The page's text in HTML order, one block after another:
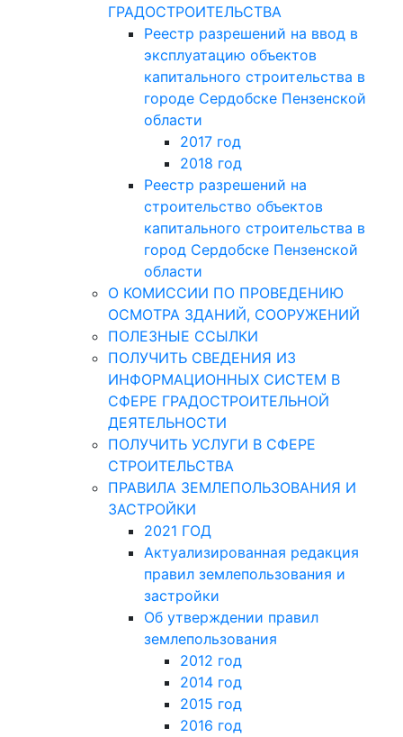
ГРАДОСТРОИТЕЛЬСТВА
Реестр разрешений на ввод в
эксплуатацию объектов
капитального строительства в
городе Сердобске Пензенской
области
2017 год
2018 год
Реестр разрешений на
строительство объектов
капитального строительства в
город Сердобске Пензенской
области
О КОМИССИИ ПО ПРОВЕДЕНИЮ
ОСМОТРА ЗДАНИЙ, СООРУЖЕНИЙ
ПОЛЕЗНЫЕ ССЫЛКИ
ПОЛУЧИТЬ СВЕДЕНИЯ ИЗ
ИНФОРМАЦИОННЫХ СИСТЕМ В
СФЕРЕ ГРАДОСТРОИТЕЛЬНОЙ
ДЕЯТЕЛЬНОСТИ
ПОЛУЧИТЬ УСЛУГИ В СФЕРЕ
СТРОИТЕЛЬСТВА
ПРАВИЛА ЗЕМЛЕПОЛЬЗОВАНИЯ И
ЗАСТРОЙКИ
2021 ГОД
Актуализированная редакция
правил землепользования и
застройки
Об утверждении правил
землепользования
2012 год
2014 год
2015 год
2016 год